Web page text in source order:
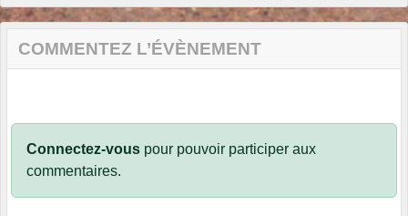
COMMENTEZ L’ÉVÈNEMENT
Connectez-vous pour pouvoir participer aux
commentaires.